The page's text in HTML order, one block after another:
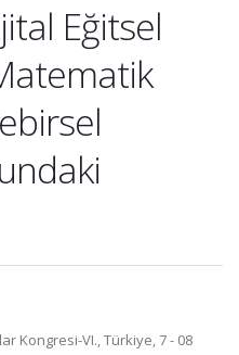
Eğitsel
Kongresi-VI., Türkiye, 7 - 08